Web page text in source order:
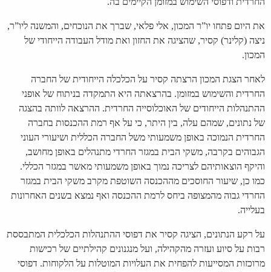
את היום פתחו יו”ר המכון, אלי פלאי, שברך את הנוכחים, והמשנה ליו”ר,
ניצה (קלינר) קסיר, שהציגה את החזון ואת מודל העבודה הייחודי של
המכון.
לאחר הצגת המכון הרצתה קסיר על הכלכלה הייחודית של החברה
החרדית והשימוש במזומן. בהרצאתה היא התמקדה בניתוח של אופני
ההתנהלות הייחודים של האוכלוסייה החרדית. ההרצאה לוותה בהצגה
של נתונים, שמהם עלה, בין היתר, כי על אף רמת ההכנסות בחברה
החרדית הנמוכה באופן משמעותי משל החברה הכללית ושיעורי העוני
הגבוהים בקרבה, משקי הבית במגזר החרדי מתנהלים באופן מחושב,
והיקף הוצאותיהם לצריכה נמוך באופן משמעותי מאשר במגזר הכללי.
כמו כן, שיעור החוסכים מההכנסה השוטפת מקרב משקי הבית במגזר
החרדי גבוה מהמצופה ביחס לרמת ההכנסה ואף נמצא בשנים האחרונות
בעלייה.
על רקע הנתונים, הציגה קסיר את דפוסי ההתנהלות הכלכלית המתבססת
רבות על סיוע ועזרה מהקהילה, ועל מנגנונים קהילתיים של רכישות
מרוכזות המסייעות להפחית את העלויות המוטלות על הלקוחות. דפוסי